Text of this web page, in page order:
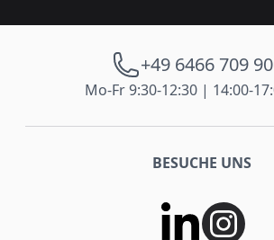
+49 6466 709
Mo-Fr 9:30-12:30 | 14:00-
BESUCHE UNS